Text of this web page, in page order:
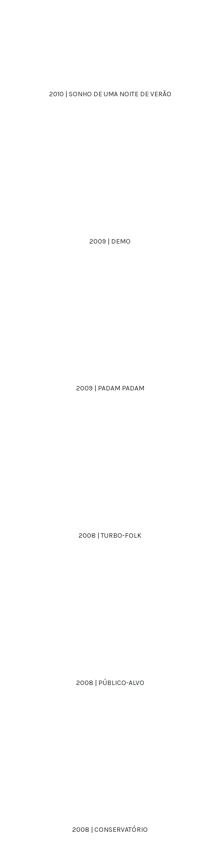
2010 | SONHO DE UMA NOITE DE VERÃO
2009 | DEMO
2009 | PADAM PADAM
2008 | TURBO-FOLK
2008 | PÚBLICO-ALVO
2008 | CONSERVATÓRIO